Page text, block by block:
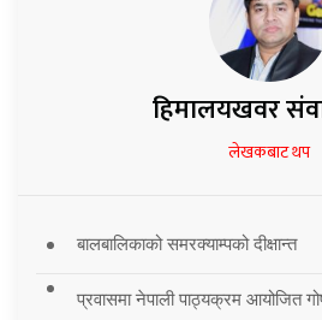
हिमालयखवर
लेखकबाट थप
बालबालिकाको समरक्याम्पको दीक्षान्त
प्रवासमा नेपाली पाठ्यक्रम आयोजित